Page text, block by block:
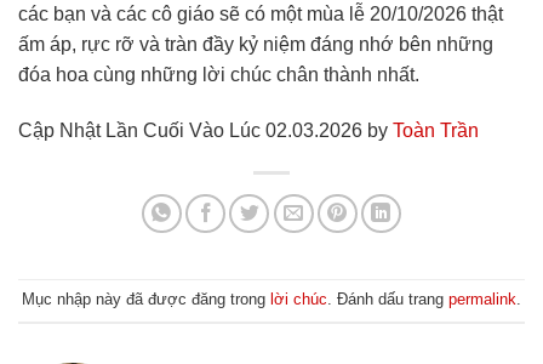
các bạn và các cô giáo sẽ có một mùa lễ 20/10/2026 thật
ấm áp, rực rỡ và tràn đầy kỷ niệm đáng nhớ bên những
đóa hoa cùng những lời chúc chân thành nhất.
Cập Nhật Lần Cuối Vào Lúc 02.03.2026 by Toàn Trần
Mục nhập này đã được đăng trong lời chúc. Đánh dấu trang permalink.